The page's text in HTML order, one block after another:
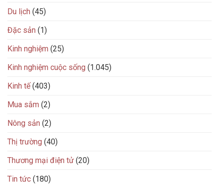
Du lịch (45)
Đặc sản (1)
Kinh nghiệm (25)
Kinh nghiệm cuộc sống (1.045)
Kinh tế(403)
Mua sắm (2)
Nông sản (2)
Thị trường (40)
Thương mại điện tử (20)
Tin tức (180)